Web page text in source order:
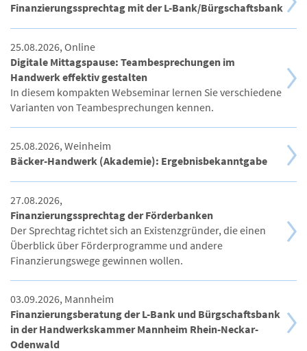
Finanzierungssprechtag mit der L-Bank/Bürgschaftsbank
25.08.2026, Online
Digitale Mittagspause: Teambesprechungen im
Handwerk effektiv gestalten
In diesem kompakten Webseminar lernen Sie verschiedene
Varianten von Teambesprechungen kennen.
25.08.2026, Weinheim
Bäcker-Handwerk (Akademie): Ergebnisbekanntgabe
27.08.2026,
Finanzierungssprechtag der Förderbanken
Der Sprechtag richtet sich an Existenzgründer, die einen
Überblick über Förderprogramme und andere
Finanzierungswege gewinnen wollen.
03.09.2026, Mannheim
Finanzierungsberatung der L-Bank und Bürgschaftsbank
in der Handwerkskammer Mannheim Rhein-Neckar-
Odenwald